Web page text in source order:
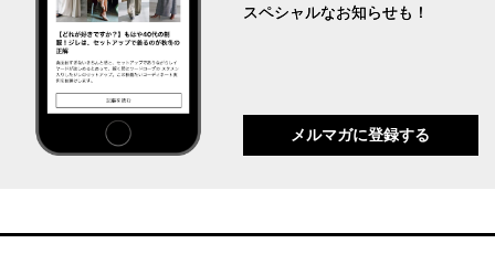
スペシャルなお知らせも！
メルマガに登録する